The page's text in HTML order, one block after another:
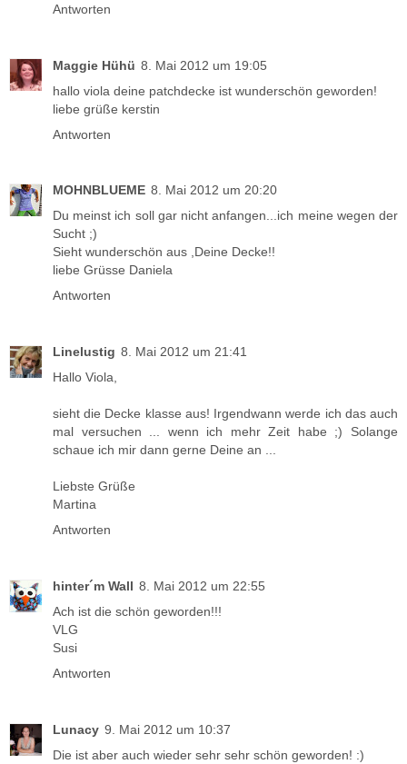
Antworten
Maggie Hühü 8. Mai 2012 um 19:05
hallo viola deine patchdecke ist wunderschön geworden!
liebe grüße kerstin
Antworten
MOHNBLUEME 8. Mai 2012 um 20:20
Du meinst ich soll gar nicht anfangen...ich meine wegen der
Sucht ;)
Sieht wunderschön aus ,Deine Decke!!
liebe Grüsse Daniela
Antworten
Linelustig 8. Mai 2012 um 21:41
Hallo Viola,
sieht die Decke klasse aus! Irgendwann werde ich das auch
mal versuchen ... wenn ich mehr Zeit habe ;) Solange
schaue ich mir dann gerne Deine an ...
Liebste Grüße
Martina
Antworten
hinter´m Wall 8. Mai 2012 um 22:55
Ach ist die schön geworden!!!
VLG
Susi
Antworten
Lunacy 9. Mai 2012 um 10:37
Die ist aber auch wieder sehr sehr schön geworden! :)